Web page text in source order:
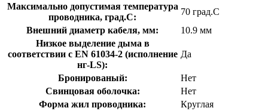
Максимально допустимая температура
проводника, град.C:
70 град.C
Внешний диаметр кабеля, мм:
10.9 мм
Низкое выделение дыма в
соответствии с EN 61034-2 (исполнение
нг-LS):
Да
Бронированый:
Нет
Свинцовая оболочка:
Нет
Форма жил проводника:
Круглая